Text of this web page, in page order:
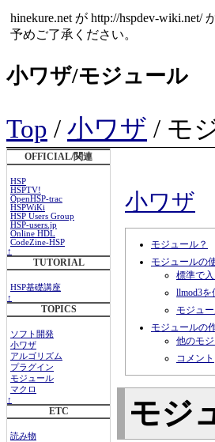
hinekure.net が http://hspdev-
予めご了承ください。
小ワザ/モジュール
Top / 小ワザ / モ
OFFICIAL/関連
HSP
HSPTV!
OpenHSP-trac
HSPWiKi
HSP Users Group
HSP-users.jp
Online HDL
CodeZine-HSP
↑
TUTORIAL
HSP基礎講座
↑
TOPICS
ソフト開発
小ワザ
アルゴリズム
プラグイン
モジュール
マクロ
↑
ETC
読み物
小ワザ
モジュール？
モジュールの
標準で
llmod3を
モジュ
モジュールの
他のモ
コメント
モジ